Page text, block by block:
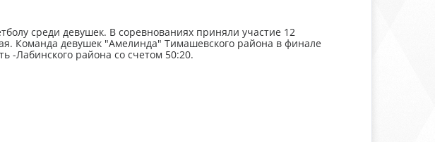
среди девушек. В соревнованиях приняли участие 12
Команда девушек "Амелинда" Тимашевского района в финале
-Лабинского района со счетом 50:20.